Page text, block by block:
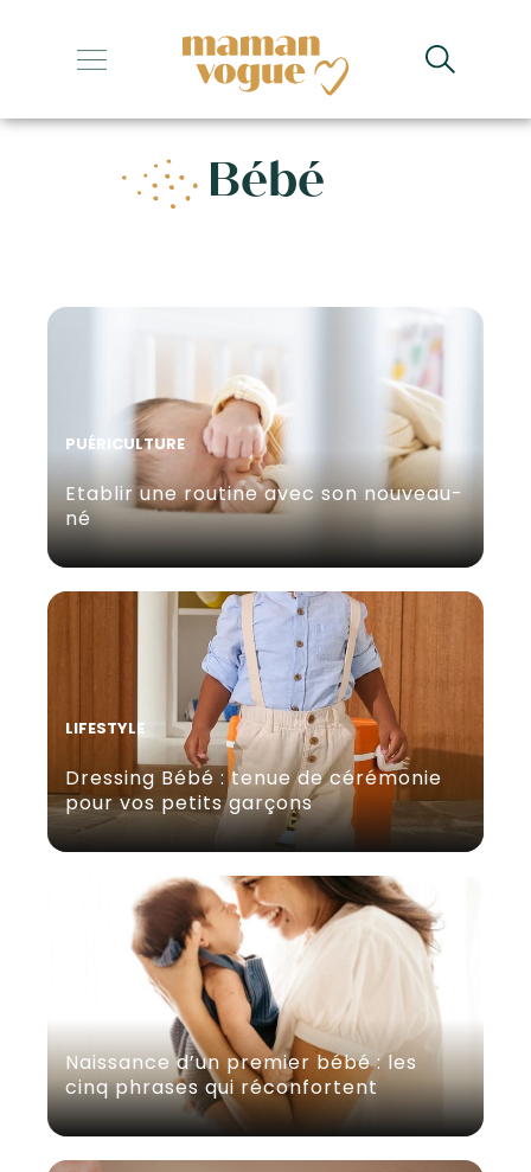
+
+
+ Bébé
PUÉRICULTURE
Etablir une routine avec son nouveau-
né
LIFESTYLE
Dressing Bébé : tenue de cérémonie
pour vos petits garçons
ETRE MAMAN
Naissance d’un premier bébé : les
cinq phrases qui réconfortent